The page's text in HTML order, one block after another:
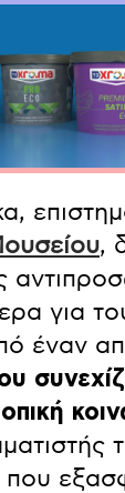
,
για
έναν
που